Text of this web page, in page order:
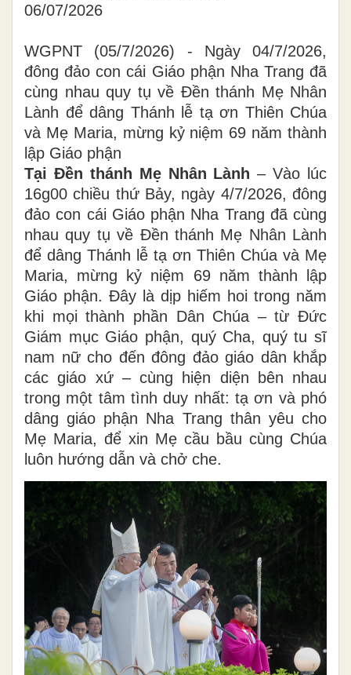
06/07/2026
WGPNT (05/7/2026) - Ngày 04/7/2026,
đông đảo con cái Giáo phận Nha Trang đã
cùng nhau quy tụ về Đền thánh Mẹ Nhân
Lành để dâng Thánh lễ tạ ơn Thiên Chúa
và Mẹ Maria, mừng kỷ niệm 69 năm thành
lập Giáo phận
Tại Đền thánh Mẹ Nhân Lành – Vào lúc
16g00 chiều thứ Bảy, ngày 4/7/2026, đông
đảo con cái Giáo phận Nha Trang đã cùng
nhau quy tụ về Đền thánh Mẹ Nhân Lành
để dâng Thánh lễ tạ ơn Thiên Chúa và Mẹ
Maria, mừng kỷ niệm 69 năm thành lập
Giáo phận. Đây là dịp hiếm hoi trong năm
khi mọi thành phần Dân Chúa – từ Đức
Giám mục Giáo phận, quý Cha, quý tu sĩ
nam nữ cho đến đông đảo giáo dân khắp
các giáo xứ – cùng hiện diện bên nhau
trong một tâm tình duy nhất: tạ ơn và phó
dâng giáo phận Nha Trang thân yêu cho
Mẹ Maria, để xin Mẹ cầu bầu cùng Chúa
luôn hướng dẫn và chở che.